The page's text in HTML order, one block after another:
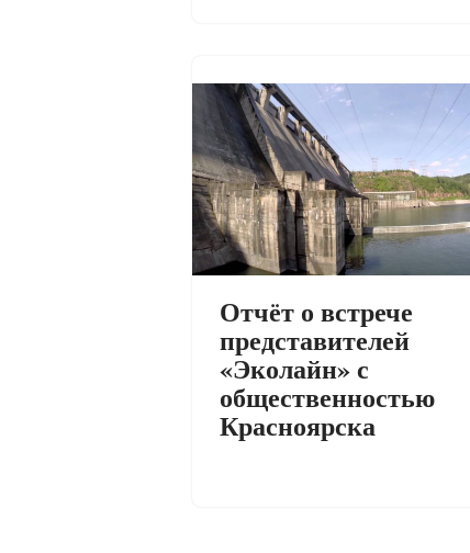
Отчёт о встрече
представителей
«Эколайн» с
общественностью
Красноярска